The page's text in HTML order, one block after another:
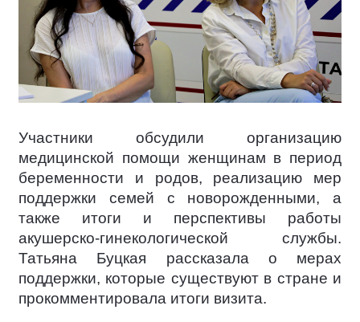
Участники обсудили организацию
медицинской помощи женщинам в период
беременности и родов, реализацию мер
поддержки семей с новорожденными, а
также итоги и перспективы работы
акушерско-гинекологической службы.
Татьяна Буцкая рассказала о мерах
поддержки, которые существуют в стране и
прокомментировала итоги визита.